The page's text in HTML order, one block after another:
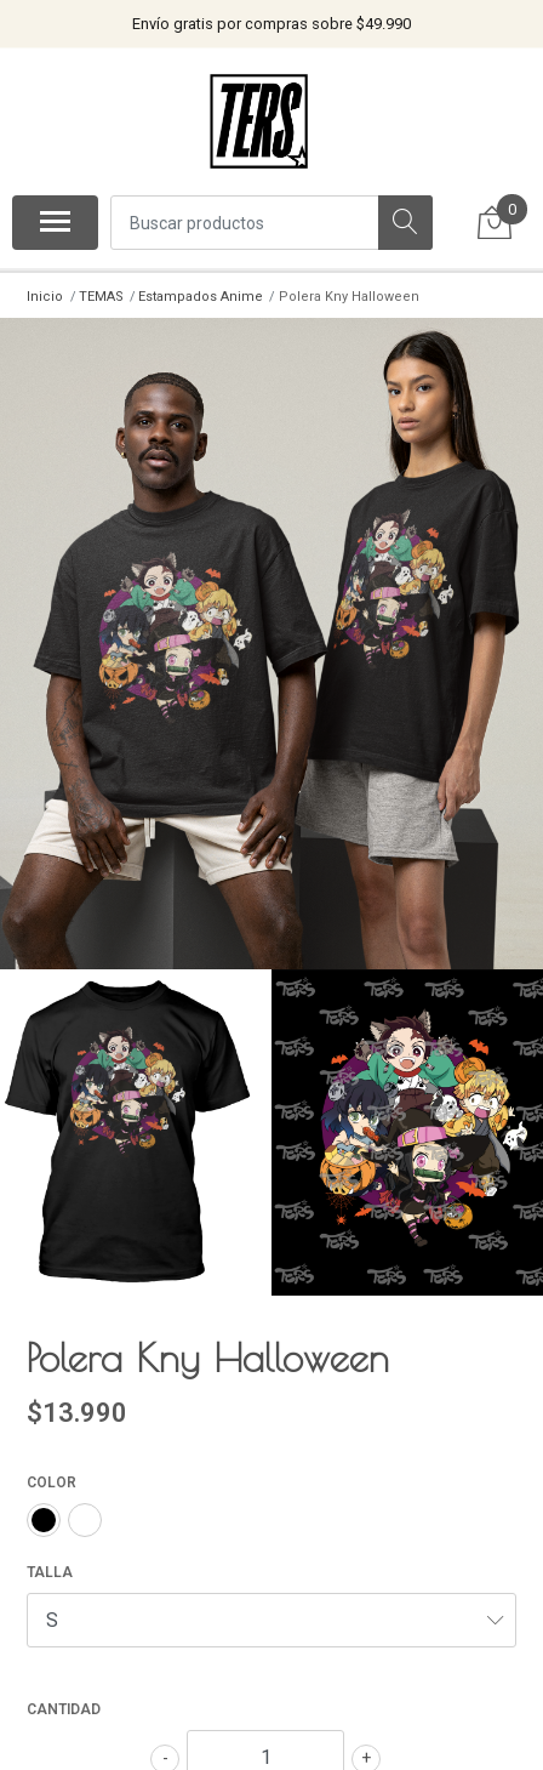
Envío gratis por compras sobre $49.990
0
Inicio TEMAS Estampados Anime Polera Kny Halloween
Polera Kny Halloween
$13.990
COLOR
TALLA
CANTIDAD
+
-